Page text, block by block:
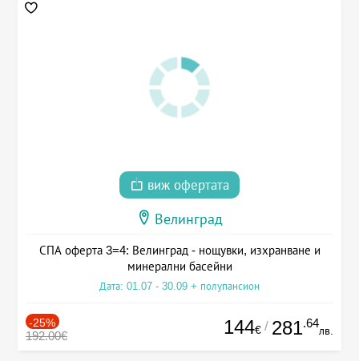
виж офертата
Велинград
СПА оферта 3=4: Велинград - нощувки, изхранване и
минерални басейни
Дата: 01.07 - 30.09 + полупансион
-25%
192.00€ 144€ / 281.64
лв.